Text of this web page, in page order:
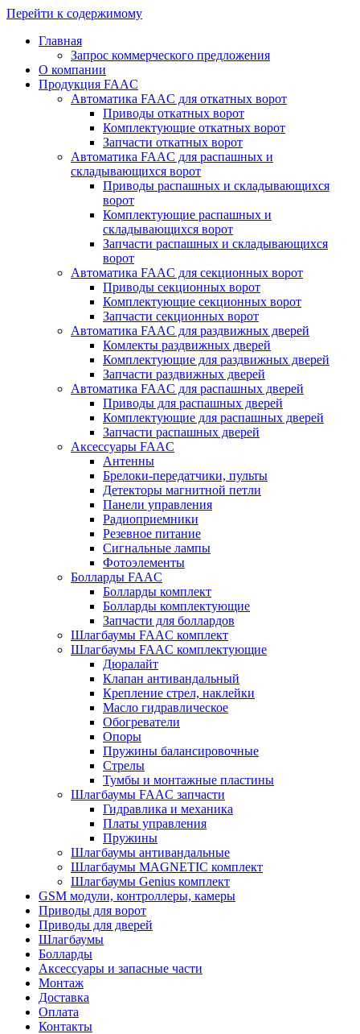
Перейти к содержимому
Главная
Запрос коммерческого предложения
О компании
Продукция FAAC
Автоматика FAAC для откатных ворот
Приводы откатных ворот
Комплектующие откатных ворот
Запчасти откатных ворот
Автоматика FAAC для распашных и
складывающихся ворот
Приводы распашных и складывающихся
ворот
Комплектующие распашных и
складывающихся ворот
Запчасти распашных и складывающихся
ворот
Автоматика FAAC для секционных ворот
Приводы секционных ворот
Комплектующие секционных ворот
Запчасти секционных ворот
Автоматика FAAC для раздвижных дверей
Комлекты раздвижных дверей
Комплектующие для раздвижных дверей
Запчасти раздвижных дверей
Автоматика FAAC для распашных дверей
Приводы для распашных дверей
Комплектующие для распашных дверей
Запчасти распашных дверей
Аксессуары FAAC
Антенны
Брелоки-передатчики, пульты
Детекторы магнитной петли
Панели управления
Радиоприемники
Резевное питание
Сигнальные лампы
Фотоэлементы
Болларды FAAC
Болларды комплект
Болларды комплектующие
Запчасти для боллардов
Шлагбаумы FAAC комплект
Шлагбаумы FAAC комплектующие
Дюралайт
Клапан антивандальный
Крепление стрел, наклейки
Масло гидравлическое
Обогреватели
Опоры
Пружины балансировочные
Стрелы
Тумбы и монтажные пластины
Шлагбаумы FAAC запчасти
Гидравлика и механика
Платы управления
Пружины
Шлагбаумы антивандальные
Шлагбаумы MAGNETIC комплект
Шлагбаумы Genius комплект
GSM модули, контроллеры, камеры
Приводы для ворот
Приводы для дверей
Шлагбаумы
Болларды
Аксессуары и запасные части
Монтаж
Доставка
Оплата
Контакты